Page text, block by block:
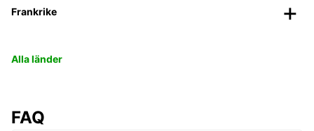
Frankrike
Alla länder
FAQ